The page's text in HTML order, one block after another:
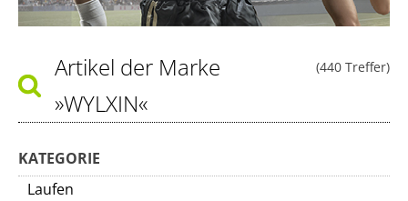
(440 Treffer)
Artikel der Marke
»WYLXIN«
KATEGORIE
Laufen